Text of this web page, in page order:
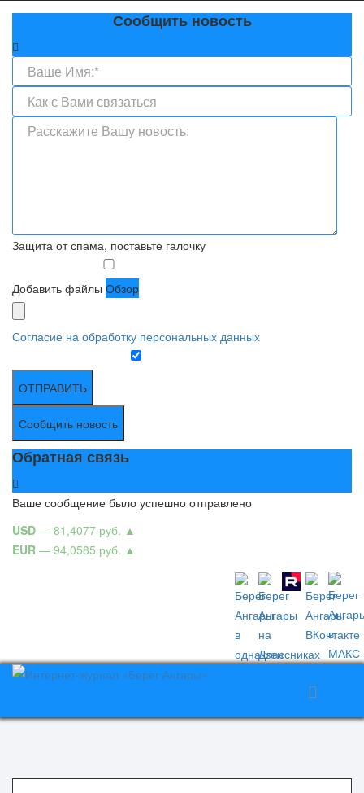
Сообщить новость
Защита от спама, поставьте галочку
Добавить файлы Обзор
Согласие на обработку персональных данных
ОТПРАВИТЬ
Сообщить новость
Обратная связь
Ваше сообщение было успешно отправлено
USD — 81,4077 руб. ▲
EUR — 94,0585 руб. ▲